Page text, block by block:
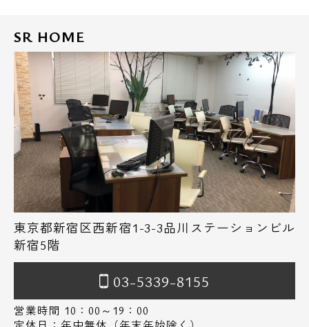
SR HOME
東京都新宿区西新宿1-3-3品川ステーションビル
新宿5階
03-5339-8155
営業時間 10：00～19：00